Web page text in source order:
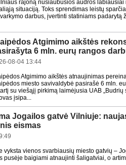
rajoną nusiaubusios audros
situaciją. Toks sprendimas leistų
darbus, įvertinti statiniams padarytą
Atgimimo aikštės
6 mln. eurų rangos
08-04 13:44
Atgimimo aikštės atnaujinimas
miesto savivaldybė pasirašė 6 mln.
su viešąjį pirkimą laimėjusia UAB „Budrių
įsipa...
Jogailos gatvė Vilniuje:
eismas
vyksta vienos svarbiausių miesto gatvių –
pusėje baigiami atnaujinti šaligatviai, o